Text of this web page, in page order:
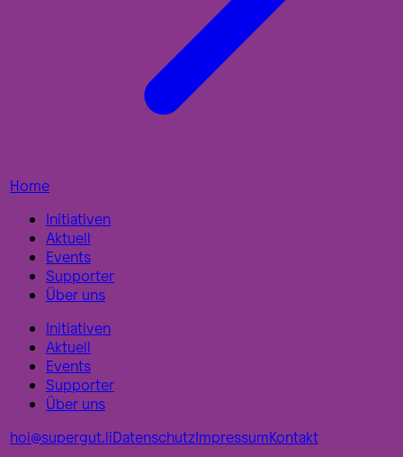
Home
Initiativen
Aktuell
Events
Supporter
Über uns
Initiativen
Aktuell
Events
Supporter
Über uns
hoi@supergut.liDatenschutzImpressumKontakt